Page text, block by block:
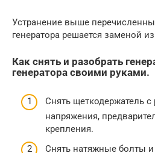
Устранение выше
генератора решается заменой
Как снять и разобрать
генератора своими руками.
Снять щеткодержатель с
напряжения,
крепления.
Снять натяжные болты